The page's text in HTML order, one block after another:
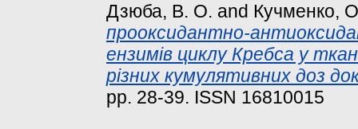
Дзюба, В. О. and Кучменко,
прооксидантно-
ензимів циклу Кребса у
різних кумулятивних доз
pp. 28-39. ISSN 16810015